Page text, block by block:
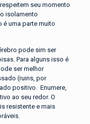
seu momento
isolamento
é uma parte muito
pode sim ser
Para alguns isso é
ser melhor
(ruins, por
positivo. Enumere,
ao seu redor. O
resistente e mais